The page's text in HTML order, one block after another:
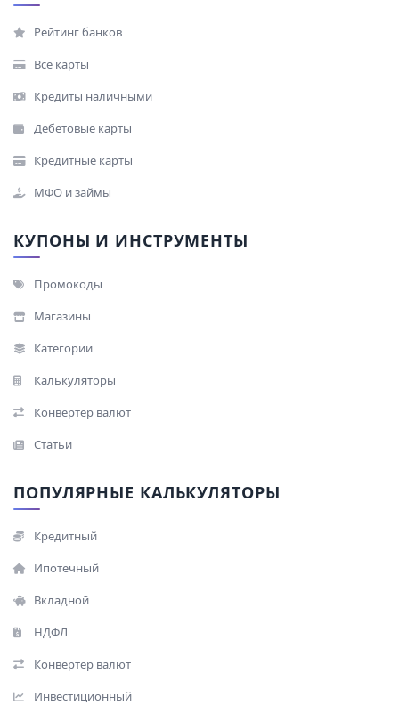
Рейтинг банков
Все карты
Кредиты наличными
Дебетовые карты
Кредитные карты
МФО и займы
КУПОНЫ И ИНСТРУМЕНТЫ
Промокоды
Магазины
Категории
Калькуляторы
Конвертер валют
Статьи
ПОПУЛЯРНЫЕ КАЛЬКУЛЯТОРЫ
Кредитный
Ипотечный
Вкладной
НДФЛ
Конвертер валют
Инвестиционный